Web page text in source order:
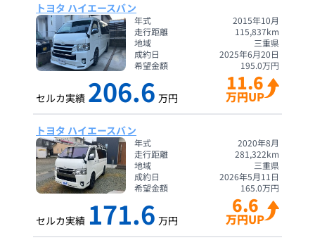
トヨタ ハイエースバン
年式
2015年10月
走行距離
115,837km
地域
三重県
成約日
2025年6月20日
希望金額
195.0万円
セルカ実績 206.6 万円
11.6
万円UP
トヨタ ハイエースバン
年式
2020年8月
走行距離
281,322km
地域
三重県
成約日
2026年5月11日
希望金額
165.0万円
セルカ実績 171.6 万円
6.6
万円UP